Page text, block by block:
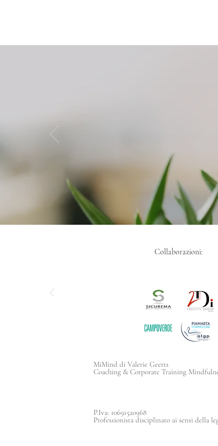
Collaborazioni:
MiMind di Valerie Geerts
Coaching & Corporate Training
P.Iva: 10691520968
Professionista disciplinato ai sensi della